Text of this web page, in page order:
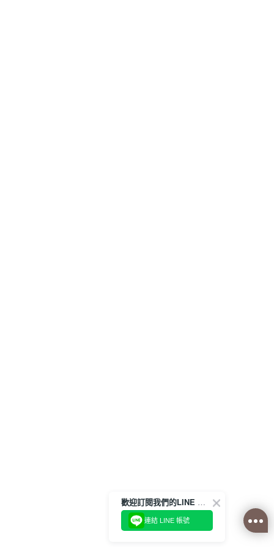
歡迎訂閱我們的LINE 官方帳號
連結 LINE 帳號